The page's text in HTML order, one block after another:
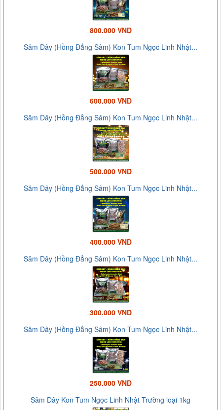
800.000 VND
Sâm Dây (Hồng Đẳng Sâm) Kon Tum Ngọc Linh Nhật...
600.000 VND
Sâm Dây (Hồng Đẳng Sâm) Kon Tum Ngọc Linh Nhật...
500.000 VND
Sâm Dây (Hồng Đẳng Sâm) Kon Tum Ngọc Linh Nhật...
400.000 VND
Sâm Dây (Hồng Đẳng Sâm) Kon Tum Ngọc Linh Nhật...
300.000 VND
Sâm Dây (Hồng Đẳng Sâm) Kon Tum Ngọc Linh Nhật...
250.000 VND
Sâm Dây Kon Tum Ngọc Linh Nhật Trường loại 1kg